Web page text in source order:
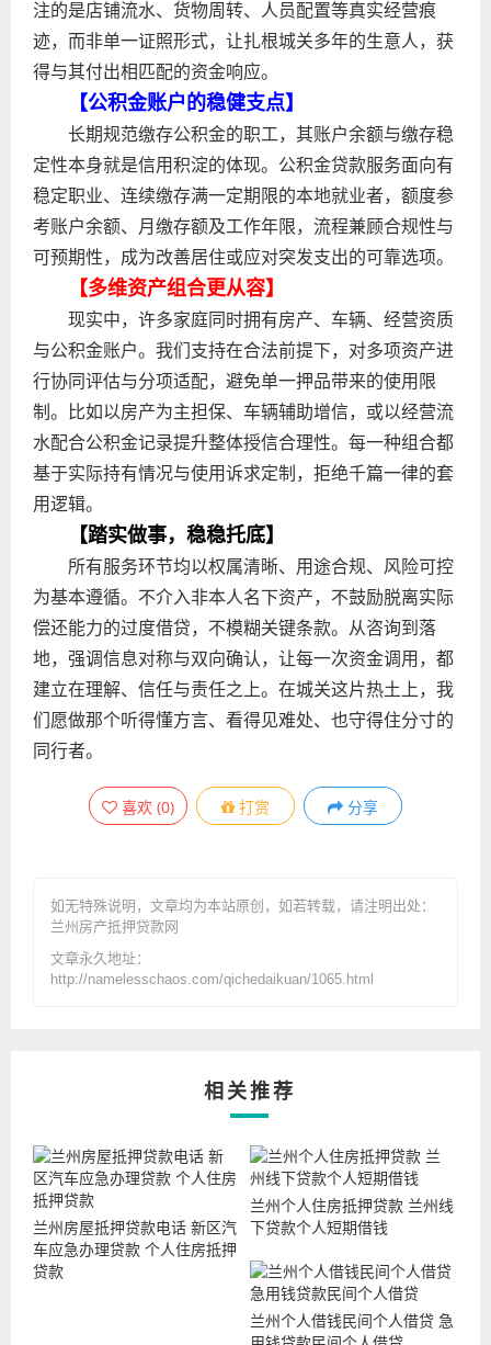
注的是店铺流水、货物周转、人员配置等真实经营痕
迹，而非单一证照形式，让扎根城关多年的生意人，获
得与其付出相匹配的资金响应。
【公积金账户的稳健支点】
长期规范缴存公积金的职工，其账户余额与缴存稳
定性本身就是信用积淀的体现。公积金贷款服务面向有
稳定职业、连续缴存满一定期限的本地就业者，额度参
考账户余额、月缴存额及工作年限，流程兼顾合规性与
可预期性，成为改善居住或应对突发支出的可靠选项。
【多维资产组合更从容】
现实中，许多家庭同时拥有房产、车辆、经营资质
与公积金账户。我们支持在合法前提下，对多项资产进
行协同评估与分项适配，避免单一押品带来的使用限
制。比如以房产为主担保、车辆辅助增信，或以经营流
水配合公积金记录提升整体授信合理性。每一种组合都
基于实际持有情况与使用诉求定制，拒绝千篇一律的套
用逻辑。
【踏实做事，稳稳托底】
所有服务环节均以权属清晰、用途合规、风险可控
为基本遵循。不介入非本人名下资产，不鼓励脱离实际
偿还能力的过度借贷，不模糊关键条款。从咨询到落
地，强调信息对称与双向确认，让每一次资金调用，都
建立在理解、信任与责任之上。在城关这片热土上，我
们愿做那个听得懂方言、看得见难处、也守得住分寸的
同行者。
喜欢 (0) 打赏 分享
如无特殊说明，文章均为本站原创 ，如若转载，请注明出处：
兰州房产抵押贷款网
文章永久地址：
http://namelesschaos.com/qichedaikuan/1065.html
相关推荐
兰州房屋抵押贷款电话 新区汽
车应急办理贷款 个人住房抵押
贷款
兰州个人住房抵押贷款 兰州线
下贷款个人短期借钱
兰州个人借钱民间个人借贷 急